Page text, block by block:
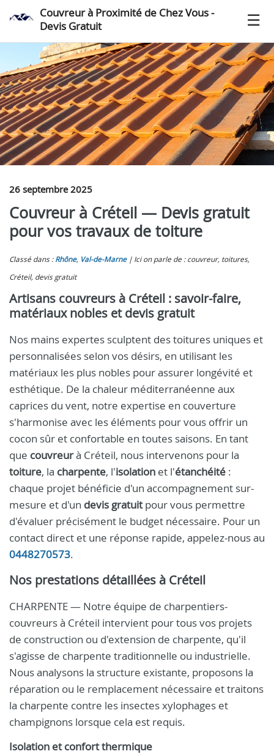
Couvreur à Proximité de Chez Vous -
Devis Gratuit
26 septembre 2025
Couvreur à Créteil — Devis gratuit
pour vos travaux de toiture
Classé dans : Rhône, Val-de-Marne
Ici on parle de : couvreur, toitures,
Créteil, devis gratuit
Artisans couvreurs à Créteil : savoir-faire,
matériaux nobles et devis gratuit
Nos mains expertes sculptent des toitures uniques et
personnalisées selon vos désirs, en utilisant les
matériaux les plus nobles pour assurer longévité et
esthétique. De la chaleur méditerranéenne aux
caprices du vent, notre expertise en couverture
s'harmonise avec les éléments pour vous offrir un
cocon sûr et confortable en toutes saisons. En tant
que couvreurà Créteil, nous intervenons pour la
toiture, la charpente, l'isolation et l'étanchéité :
chaque projet bénéficie d'un accompagnement sur-
mesure et d'un devis gratuitpour vous permettre
d'évaluer précisément le budget nécessaire. Pour un
contact direct et une réponse rapide, appelez-nous au
0448270573.
Nos prestations détaillées à Créteil
CHARPENTE — Notre équipe de charpentiers-
couvreurs à Créteil intervient pour tous vos projets
de construction ou d'extension de charpente, qu'il
s'agisse de charpente traditionnelle ou industrielle.
Nous analysons la structure existante, proposons la
réparation ou le remplacement nécessaire et traitons
la charpente contre les insectes xylophages et
champignons lorsque cela est requis.
Isolation et confort thermique